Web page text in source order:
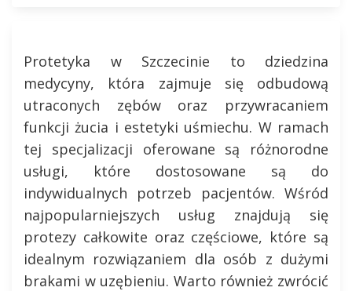
Protetyka w Szczecinie to dziedzina
medycyny, która zajmuje się odbudową
utraconych zębów oraz przywracaniem
funkcji żucia i estetyki uśmiechu. W ramach
tej specjalizacji oferowane są różnorodne
usługi, które dostosowane są do
indywidualnych potrzeb pacjentów. Wśród
najpopularniejszych usług znajdują się
protezy całkowite oraz częściowe, które są
idealnym rozwiązaniem dla osób z dużymi
brakami w uzębieniu. Warto również zwrócić